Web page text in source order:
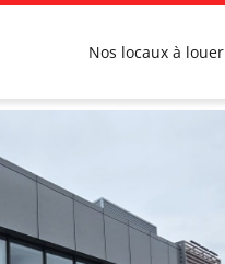
Nos locaux à louer